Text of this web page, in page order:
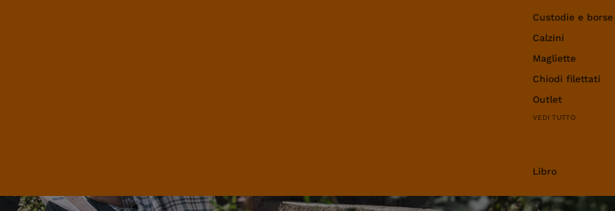
Custodie e
Calzini
Magliette
Chiodi filettati
Outlet
VEDI TUTTO
Libro